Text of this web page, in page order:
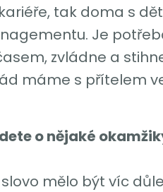
tak doma s
Je
zvládne a
máme s přítelem
o nějaké
mělo být víc